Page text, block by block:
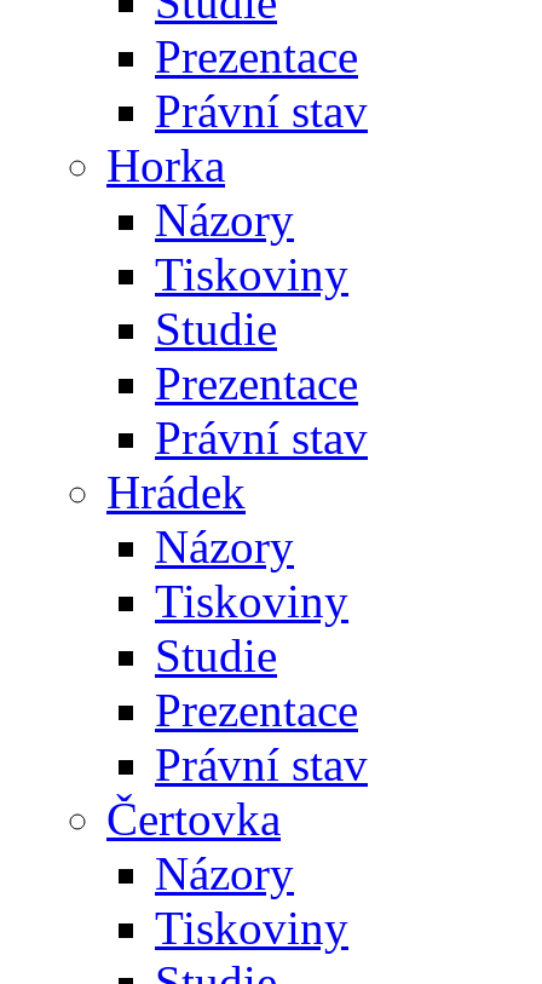
Prezentace
Právní stav
Horka
Názory
Tiskoviny
Studie
Prezentace
Právní stav
Hrádek
Názory
Tiskoviny
Studie
Prezentace
Právní stav
Čertovka
Názory
Tiskoviny